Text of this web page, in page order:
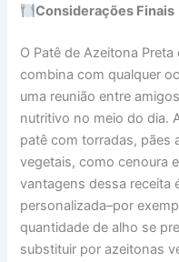
Considerações Finais
O Patê de Azeitona Preta
combina com qualquer
uma reunião entre
nutritivo no meio do dia.
patê com torradas, pães
vegetais, como cenoura
vantagens dessa receita
personalizada–por
quantidade de alho se
substituir por azeitonas